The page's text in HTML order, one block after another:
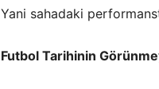
Yani sahadaki
Futbol Tarihinin